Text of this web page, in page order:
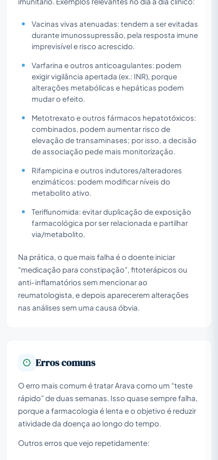
Vacinas vivas atenuadas: tendem a ser evitadas
durante imunossupressão, pela resposta imune
imprevisível e risco acrescido.
Varfarina e outros anticoagulantes: podem
exigir vigilância apertada (ex.: INR), porque
alterações metabólicas e hepáticas podem
mudar o efeito.
Metotrexato e outros fármacos hepatotóxicos:
combinados, podem aumentar risco de
elevação de transaminases; por isso, a decisão
de associação pede mais monitorização.
Rifampicina e outros indutores/alteradores
enzimáticos: podem modificar níveis do
metabolito ativo.
Teriflunomida: evitar duplicação de exposição
farmacológica por ser relacionada e partilhar
via/metabolito.
Na prática, o que mais falha é o doente iniciar
“medicação para constipação”, fitoterápicos ou
anti-inflamatórios sem mencionar ao
reumatologista, e depois aparecerem alterações
nas análises sem uma causa óbvia.
Erros comuns
O erro mais comum é tratar Arava como um “teste
rápido” de duas semanas. Isso quase sempre falha,
porque a farmacologia é lenta e o objetivo é reduzir
atividade da doença ao longo do tempo.
Outros erros que vejo repetidamente: